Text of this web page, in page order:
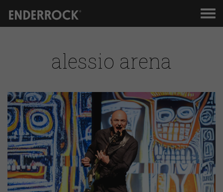
alessio arena